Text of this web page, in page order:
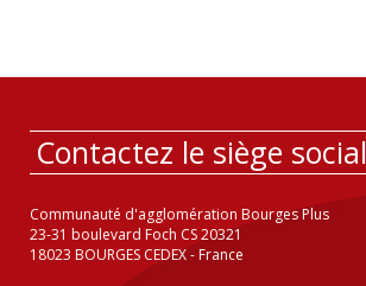
Contactez le siège social
Communauté d'agglomération Bourges Plus
23-31 boulevard Foch CS 20321
18023 BOURGES CEDEX - France